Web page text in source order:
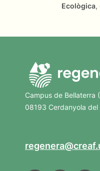
Ecològica,
Campus de Bellaterra
08193 Cerdanyola del